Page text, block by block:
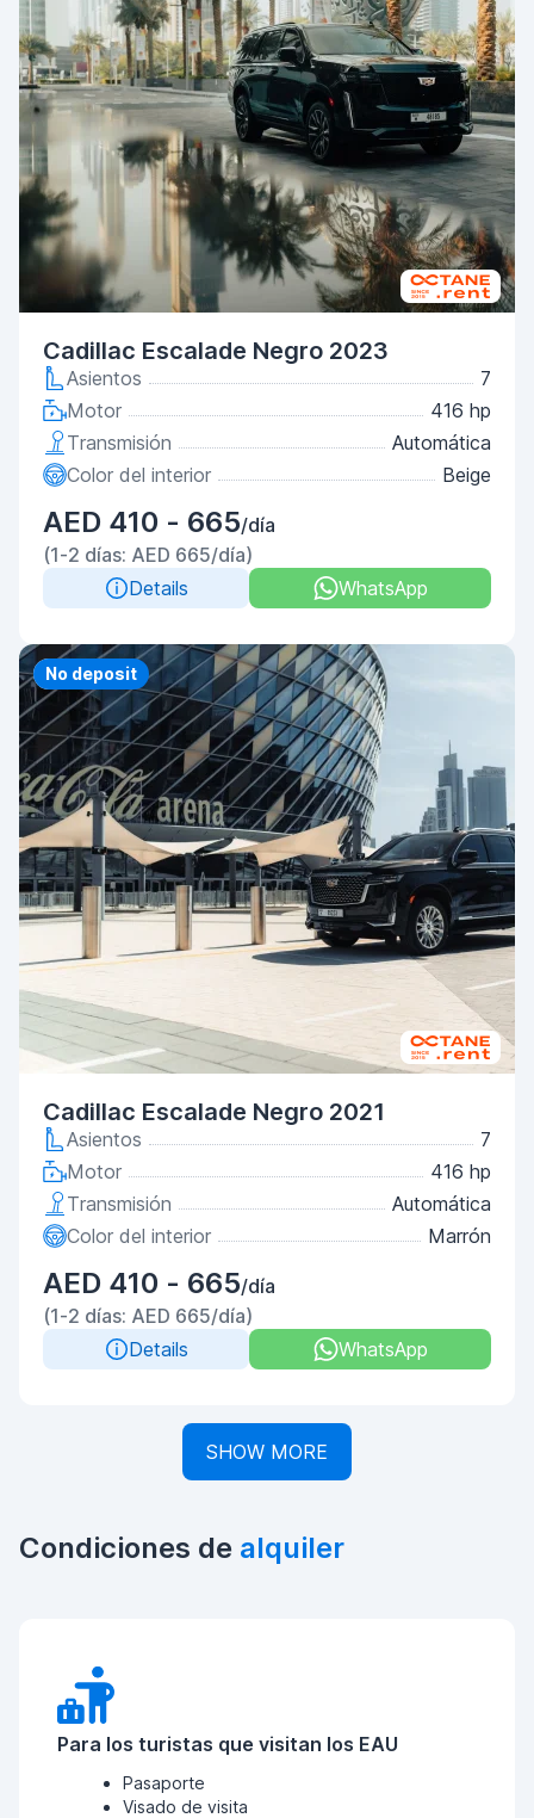
Cadillac Escalade Negro 2023
Asientos
7
Motor
416 hp
Transmisión
Automática
Color del interior
Beige
AED 410 - 665/día
(1-2 días: AED 665/día)
Details
WhatsApp
Priority
No deposit
Cadillac Escalade Negro 2021
Asientos
7
Motor
416 hp
Transmisión
Automática
Color del interior
Marrón
AED 410 - 665/día
(1-2 días: AED 665/día)
Details
WhatsApp
SHOW MORE
Condiciones de alquiler
Para los turistas que visitan los EAU
Pasaporte
Visado de visita